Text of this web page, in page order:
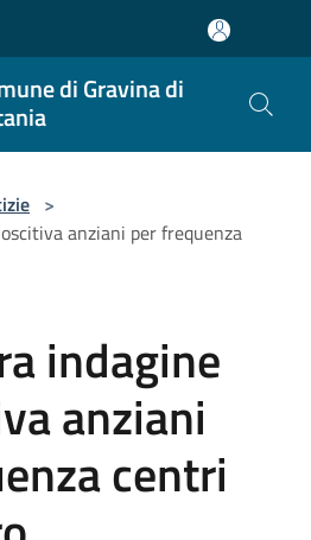
di Gravina di
>
anziani per frequenza
indagine
anziani
centri